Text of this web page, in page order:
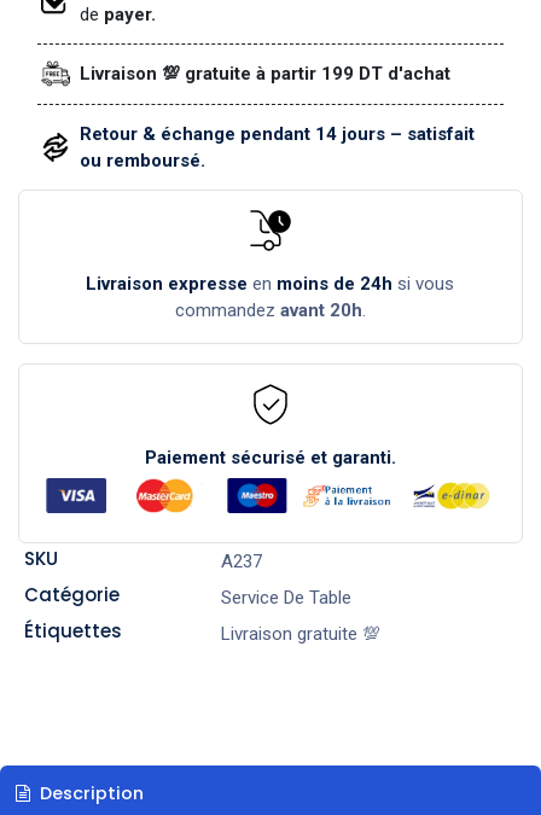
de payer.
Livraison 💯 gratuite à partir 199 DT d'achat
Retour & échange pendant 14 jours – satisfait
ou remboursé.
Livraison expresse en moins de 24h si vous
commandez avant 20h.
Paiement sécurisé et garanti.
SKU A237
Catégorie Service De Table
Étiquettes Livraison gratuite 💯
Description